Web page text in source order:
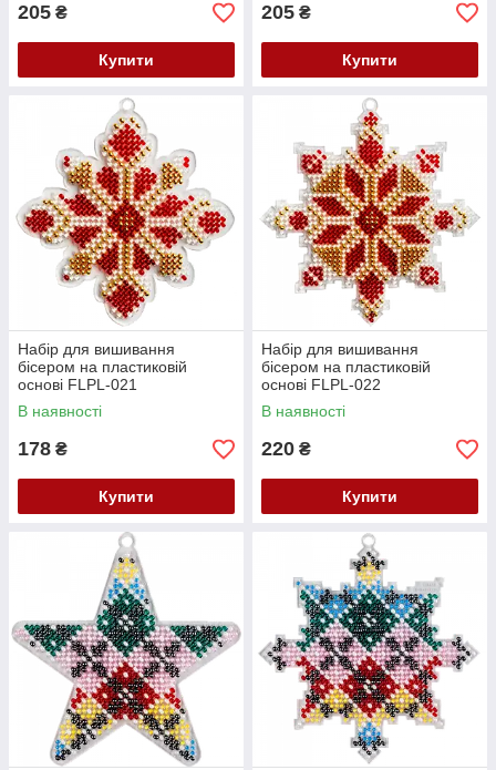
205 ₴
Купити
205 ₴
Купити
Набір для вишивання
бісером на пластиковій
основі FLPL-021
В наявності
178 ₴
Купити
Набір для вишивання
бісером на пластиковій
основі FLPL-022
В наявності
220 ₴
Купити